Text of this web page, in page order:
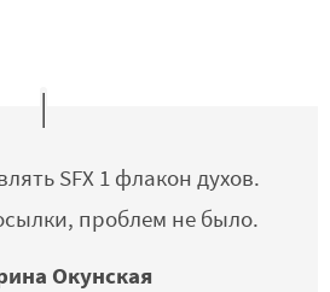
SFX 1 флакон духов.
проблем не было.
Окунская